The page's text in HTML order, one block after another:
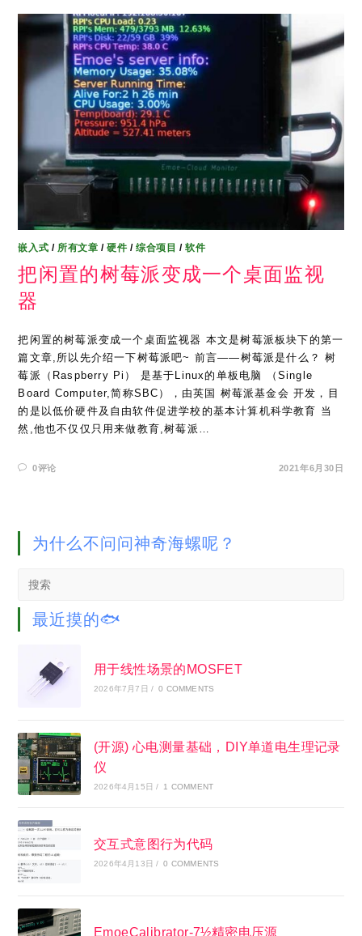
嵌入式 / 所有文章 /硬件 /综合项目 /软件
把闲置的树莓派变成一个桌面监视
器
把闲置的树莓派变成一个桌面监视器 本文是树莓派板块下的第一
篇文章,所以先介绍一下树莓派吧~ 前言——树莓派是什么？ 树
莓派（Raspberry Pi） 是基于Linux的单板电脑 （Single
Board Computer,简称SBC），由英国 树莓派基金会 开发，目
的是以低价硬件及自由软件促进学校的基本计算机科学教育 当
然,他也不仅仅只用来做教育,树莓派…
0评论 2021年6月30日
为什么不问问神奇海螺呢？
Search
website
最近摸的🐟
用于线性场景的MOSFET
2026年7月7日 / 0 COMMENTS
(开源) 心电测量基础，DIY单道电生理记录
仪
2026年4月15日 / 1 COMMENT
交互式意图行为代码
2026年4月13日 / 0 COMMENTS
EmoeCalibrator-7½精密电压源